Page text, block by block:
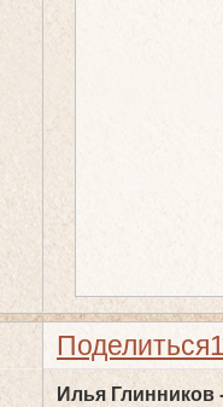
Поделиться
Илья Глинников